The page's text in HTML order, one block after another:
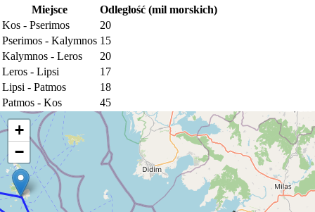
Miejsce
Odległość (mil morskich)
Kos - Pserimos
20
Pserimos - Kalymnos 15
Kalymnos - Leros
20
Leros - Lipsi
17
Lipsi - Patmos
18
Patmos - Kos
45
+
−